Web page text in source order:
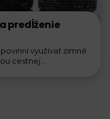
predĺženie
využívať zimné
cestnej...